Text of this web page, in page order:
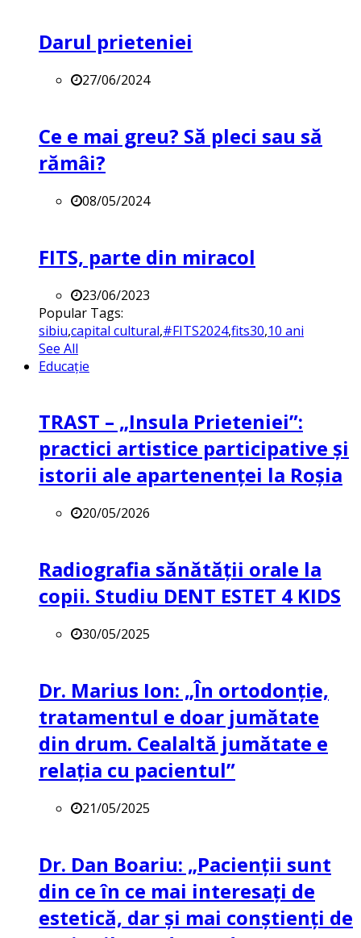
Darul prieteniei
27/06/2024
Ce e mai greu? Să pleci sau să
rămâi?
08/05/2024
FITS, parte din miracol
23/06/2023
Popular Tags:
sibiu,capital cultural,#FITS2024,fits30,10 ani
See All
Educație
TRAST – „Insula Prieteniei”:
practici artistice participative și
istorii ale apartenenței la Roșia
20/05/2026
Radiografia sănătății orale la
copii. Studiu DENT ESTET 4 KIDS
30/05/2025
Dr. Marius Ion: „În ortodonție,
tratamentul e doar jumătate
din drum. Cealaltă jumătate e
relația cu pacientul”
21/05/2025
Dr. Dan Boariu: „Pacienții sunt
din ce în ce mai interesați de
estetică, dar și mai conștienți de